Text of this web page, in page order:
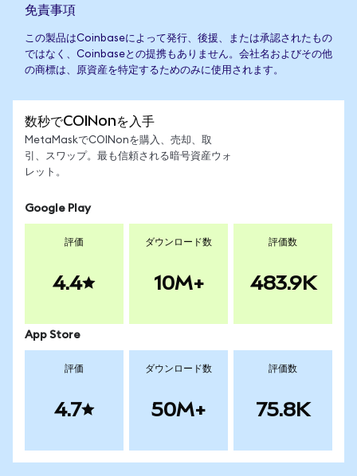
免責事項
この製品はCoinbaseによって発行、後援、または承認されたもの
ではなく、Coinbaseとの提携もありません。会社名およびその他
の商標は、原資産を特定するためのみに使用されます。
数秒でCOINonを入手
MetaMaskでCOINonを購入、売却、取
引、スワップ。最も信頼される暗号資産ウォ
レット。
Google Play
評価
4.4
ダウンロード数
10M+
評価数
483.9K
App Store
評価
4.7
ダウンロード数
50M+
評価数
75.8K